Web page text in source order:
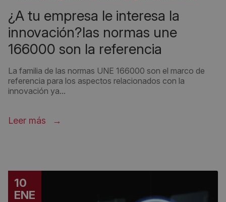
¿a tu empresa le interesa la
innovación?las normas une
166000 son la referencia
La familia de las normas UNE 166000 son el marco de
referencia para los aspectos relacionados con la
innovación ya...
Leer más
10
ENE